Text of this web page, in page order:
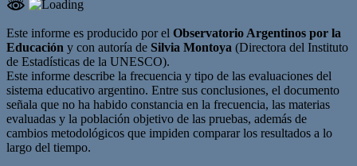
Este informe es producido por el Observatorio Argentinos por la
Educación y con autoría de Silvia Montoya (Directora del Instituto
de Estadísticas de la UNESCO).
Este informe describe la frecuencia y tipo de las evaluaciones del
sistema educativo argentino. Entre sus conclusiones, el documento
señala que no ha habido constancia en la frecuencia, las materias
evaluadas y la población objetivo de las pruebas, además de
cambios metodológicos que impiden comparar los resultados a lo
largo del tiempo.